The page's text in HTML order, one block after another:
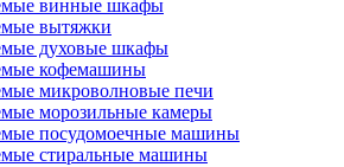
винные шкафы
вытяжки
духовые шкафы
кофемашины
микроволновые печи
морозильные камеры
посудомоечные машины
стиральные машины